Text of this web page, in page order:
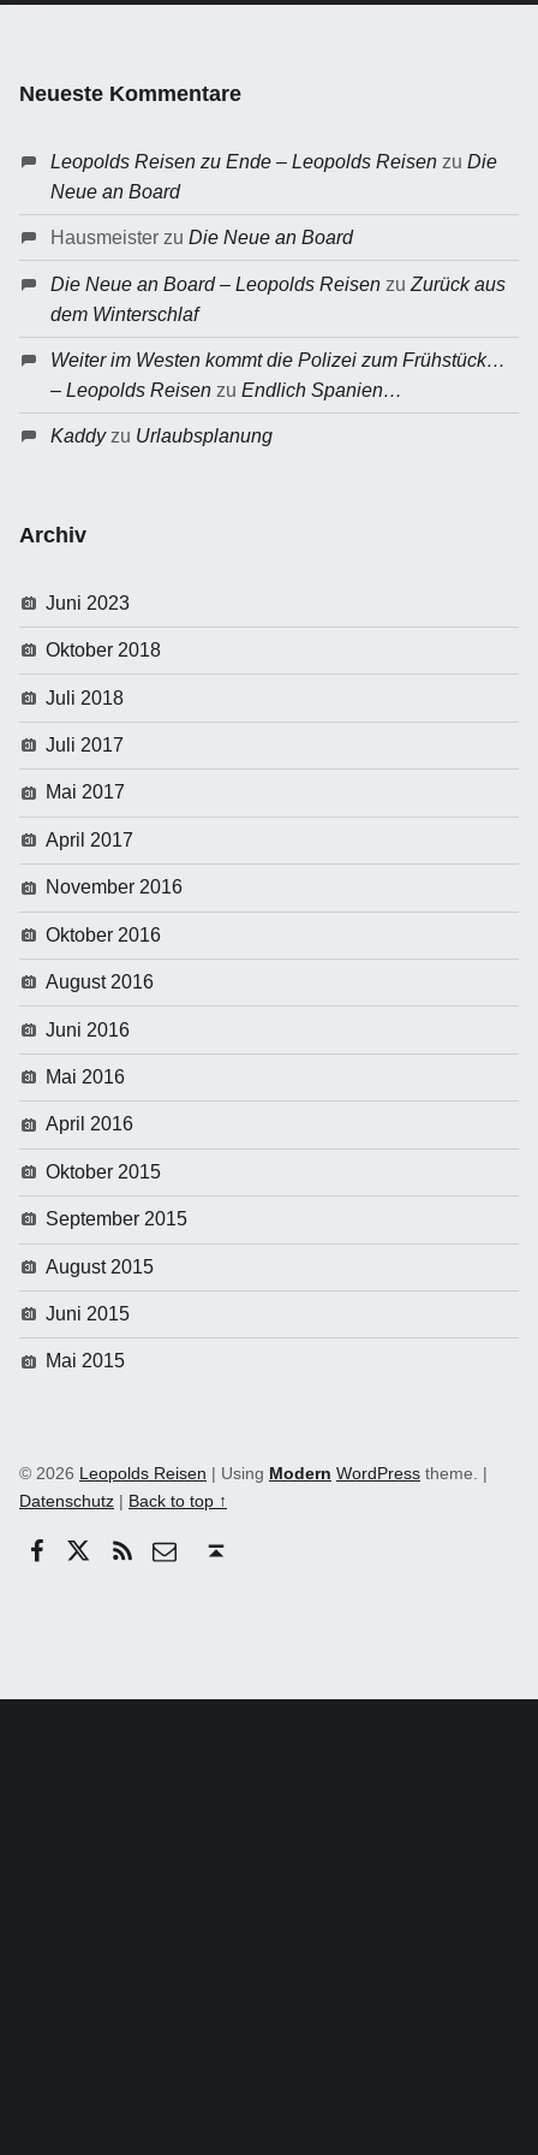
Neueste Kommentare
Leopolds Reisen zu Ende – Leopolds Reisenzu Die
Neue an Board
Hausmeisterzu Die Neue an Board
Die Neue an Board – Leopolds Reisenzu Zurück aus
dem Winterschlaf
Weiter im Westen kommt die Polizei zum Frühstück…
– Leopolds Reisenzu Endlich Spanien…
Kaddyzu Urlaubsplanung
Archiv
Juni 2023
Oktober 2018
Juli 2018
Juli 2017
Mai 2017
April 2017
November 2016
Oktober 2016
August 2016
Juni 2016
Mai 2016
April 2016
Oktober 2015
September 2015
August 2015
Juni 2015
Mai 2015
© 2026 Leopolds Reisen | Using Modern WordPress theme.
|
Datenschutz | Back to top ↑